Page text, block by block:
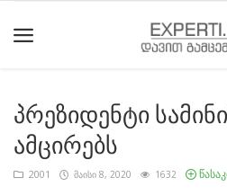
მთავარი
მიმდინარე
მოვლენები
პრეზიდენტი
ამცირებს
2001 მაისი 8, 2020 1632